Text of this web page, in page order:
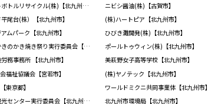
西日本ペットボトルリサイクル(株)【北九州市】
ニビシ醤油(株)【古賀市】
尾台(株）【北九州市】
(株)ハートピア【北九州市】
ムパーク【北九州市】
ひびき灘開発(株)【北九州市】
豊前海一粒かきのかき焼き祭り実行委員会【北九州市】
ポールトゥウィン(株)【北九州市】
務事務所 【北九州市】
美萩野女子高等学校【北九州市】
福祉協議会【宮若市】
(株)ヤノテック【北九州市】
東京都】
ワールドミクニ共同事業体【北九州市】
北九州産業観光センター実行委員会【北九州市】 北九州市環境局【北九州市】